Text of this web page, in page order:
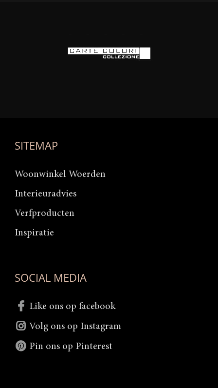
SITEMAP
Woonwinkel Woerden
Interieuradvies
Verfproducten
Inspiratie
SOCIAL MEDIA
Like ons op facebook
Volg ons op Instagram
Pin ons op Pinterest